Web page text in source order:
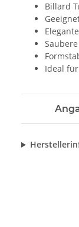
Billard
Ideal